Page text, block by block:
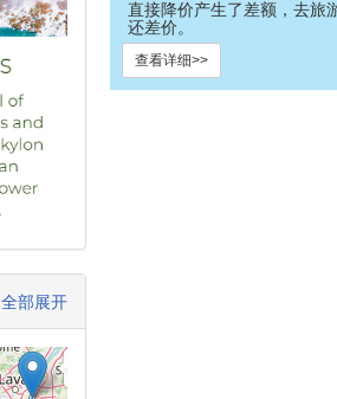
全部展开
直接降价产生了差额，去旅
还差价。
查看详细>>